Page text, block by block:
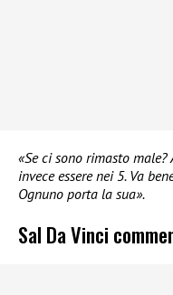
«Se ci sono rimasto
invece essere nei 5. Va
Ognuno porta la sua».
Sal Da Vinci